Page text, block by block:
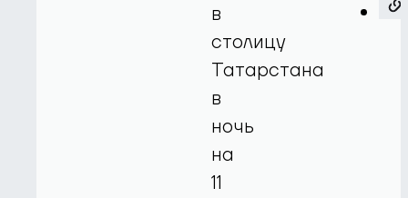
в
столицу
Татарстана
в
ночь
на
11